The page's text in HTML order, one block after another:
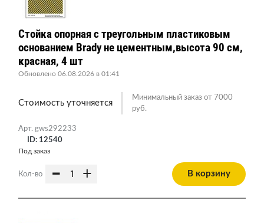
Арт. gws292233
ID: 12540
Стойка опорная c треугольным пластиковым
основанием Brady не цементным,высота 90 см,
красная, 4 шт
Обновлено 06.08.2026 в 01:41
Стоимость уточняется
Минимальный заказ от 7000
руб.
Под заказ
Кол-во - + В корзину